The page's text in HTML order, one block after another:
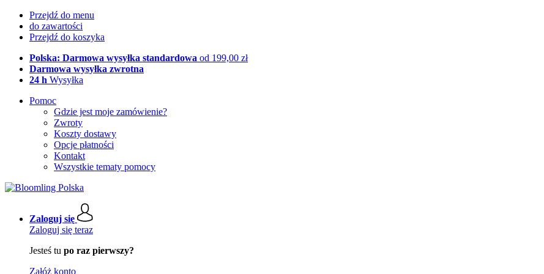
Przejdź do menu
do zawartości
Przejdź do koszyka
Polska: Darmowa wysyłka standardowa od 199,00 zł
Darmowa wysyłka zwrotna
24 h Wysyłka
Pomoc
Gdzie jest moje zamówienie?
Zwroty
Koszty dostawy
Opcje płatności
Kontakt
Wszystkie tematy pomocy
Zaloguj się
Zaloguj się teraz
Jesteś tu po raz pierwszy?
Załóż konto